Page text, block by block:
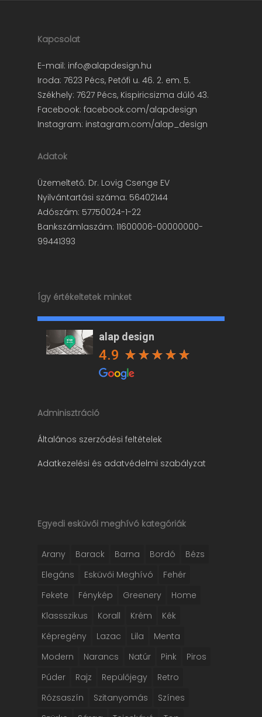
Kapcsolat
E-mail: info@alapdesign.hu
Iroda: 7623 Pécs, Petőfi u. 46. 2. em. 5.
Székhely: 7627 Pécs, Kispiricsizma dűlő 43.
Facebook: facebook.com/alapdesign
Instagram: instagram.com/alap_design
Adatok
Üzemeltető: Dr. Lovig Csenge EV
Nyilvántartási száma: 56402144
Adószám: 57750024-1-22
Bankszámlaszám: 11600006-00000000-
99441393
Így értékeltetek minket
alap design
4.9
Adminisztráció
Általános szerződési feltételek
Adatkezelési és adatvédelmi szabályzat
Egyedi esküvői meghívó kategóriák
Arany Barack Barna Bordó
Bézs
Elegáns
Esküvői Meghívó
Fehér
Fekete
Fénykép Greenery
Home
Klassszikus
Korall Krém
Kék
Képregény
Lazac Lila
Menta
Modern
Narancs Natúr Pink
Piros
Púder
Rajz Repülőjegy
Retro
Rózsaszín
Szitanyomás
Színes